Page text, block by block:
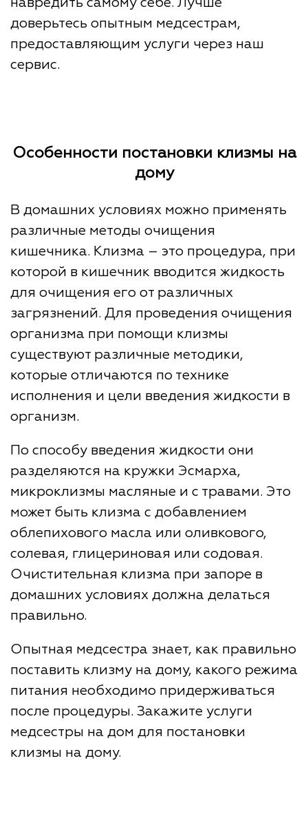
навредить самому себе. Лучше
доверьтесь опытным медсестрам,
предоставляющим услуги через наш
сервис.
Особенности постановки клизмы на
дому
В домашних условиях можно применять
различные методы очищения
кишечника. Клизма – это процедура, при
которой в кишечник вводится жидкость
для очищения его от различных
загрязнений. Для проведения очищения
организма при помощи клизмы
существуют различные методики,
которые отличаются по технике
исполнения и цели введения жидкости в
организм.
По способу введения жидкости они
разделяются на кружки Эсмарха,
микроклизмы масляные и с травами. Это
может быть клизма с добавлением
облепихового масла или оливкового,
солевая, глицериновая или содовая.
Очистительная клизма при запоре в
домашних условиях должна делаться
правильно.
Опытная медсестра знает, как правильно
поставить клизму на дому, какого режима
питания необходимо придерживаться
после процедуры. Закажите услуги
медсестры на дом для постановки
клизмы на дому.